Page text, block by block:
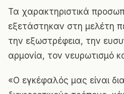
Τα χαρακτηριστικά
εξετάστηκαν στη μελέτη
την εξωστρέφεια, την
αρμονία, τον νευρωτισμό
«Ο εγκέφαλός μας είναι